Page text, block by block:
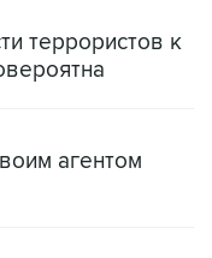
террористов к
агентом